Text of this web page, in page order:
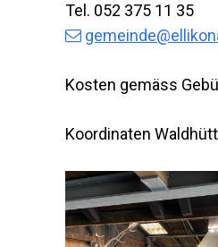
Tel. 052 375 11 35
Kosten gemäss
Koordinaten